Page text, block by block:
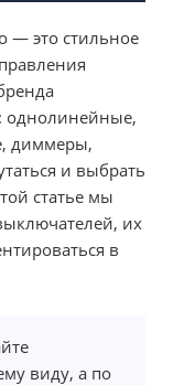
— это стильное
однолинейные,
диммеры,
и выбрать
статье мы
их
в
виду, а по